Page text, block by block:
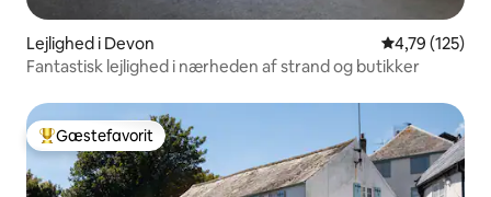
Lejlighed i Devon 4,79 ud af 5 i
4,79 (125)
Fantastisk lejlighed i nærheden af strand og butikker
Bedste gæstefavorit
Gæstefavorit